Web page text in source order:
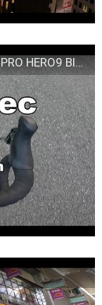
[Vlog16]ミニベロ FUJI HELION R (GoPRO HERO9 Black)